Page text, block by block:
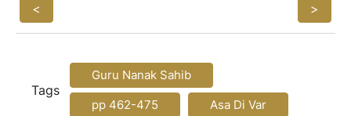
< >
Tags
Guru Nanak Sahib
pp 462-475
Asa Di Var